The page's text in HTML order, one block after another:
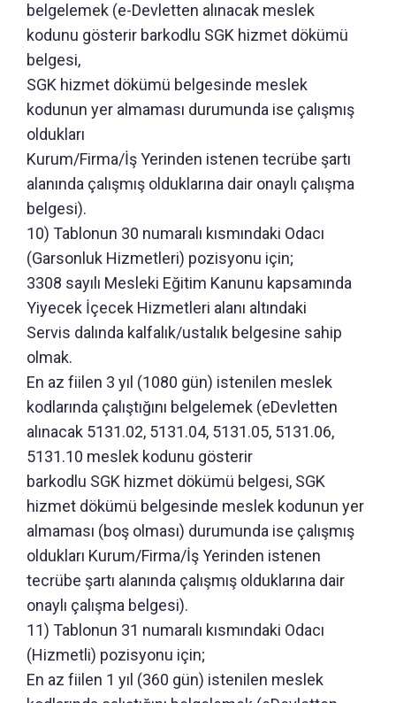
belgelemek (e-Devletten alınacak meslek
kodunu gösterir barkodlu SGK hizmet dökümü
belgesi,
SGK hizmet dökümü belgesinde meslek
kodunun yer almaması durumunda ise çalışmış
oldukları
Kurum/Firma/İş Yerinden istenen tecrübe şartı
alanında çalışmış olduklarına dair onaylı çalışma
belgesi).
10) Tablonun 30 numaralı kısmındaki Odacı
(Garsonluk Hizmetleri) pozisyonu için;
3308 sayılı Mesleki Eğitim Kanunu kapsamında
Yiyecek İçecek Hizmetleri alanı altındaki
Servis dalında kalfalık/ustalık belgesine sahip
olmak.
En az fiilen 3 yıl (1080 gün) istenilen meslek
kodlarında çalıştığını belgelemek (eDevletten
alınacak 5131.02, 5131.04, 5131.05, 5131.06,
5131.10 meslek kodunu gösterir
barkodlu SGK hizmet dökümü belgesi, SGK
hizmet dökümü belgesinde meslek kodunun yer
almaması (boş olması) durumunda ise çalışmış
oldukları Kurum/Firma/İş Yerinden istenen
tecrübe şartı alanında çalışmış olduklarına dair
onaylı çalışma belgesi).
11) Tablonun 31 numaralı kısmındaki Odacı
(Hizmetli) pozisyonu için;
En az fiilen 1 yıl (360 gün) istenilen meslek